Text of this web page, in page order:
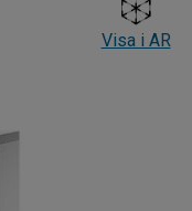
Visa i AR